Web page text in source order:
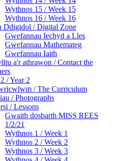
Wythnos 15 / Week 15
Wythnos 16 / Week 16
Ddigidol / Digital Zone
Gwefannau Iechyd a Lles
Gwefannau Mathemateg
Gwefannau Iaith
a'r athrawon / Contact the
/ Year 2
/ The Curriculum
/ Photographs
/ Lessons
Gwaith dosbarth MISS REES
1/2/21
Wythnos 1 / Week 1
Wythnos 2 / Week 2
Wythnos 3 / Week 3